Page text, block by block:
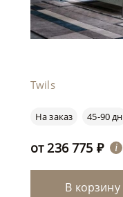
Twils
На заказ 45-90 дн
от236 775 ₽ i
В корзину